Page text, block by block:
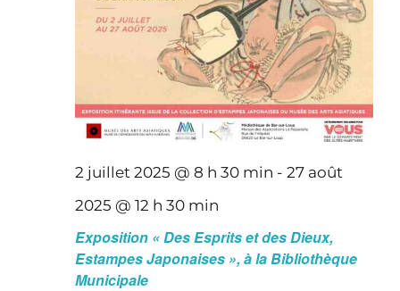
2 juillet 2025 @ 8 h 30 min - 27 août
2025 @ 12 h 30 min
Exposition « Des Esprits et des Dieux,
Estampes Japonaises », à la Bibliothèque
Municipale